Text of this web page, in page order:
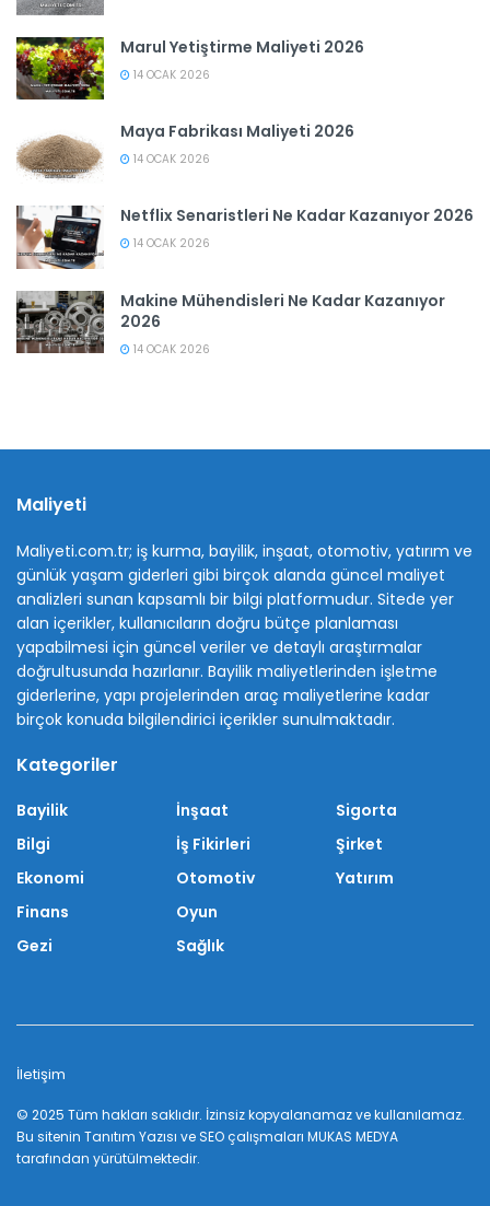
Marul Yetiştirme Maliyeti 2026
14 OCAK 2026
Maya Fabrikası Maliyeti 2026
14 OCAK 2026
Netflix Senaristleri Ne Kadar Kazanıyor 2026
14 OCAK 2026
Makine Mühendisleri Ne Kadar Kazanıyor
2026
14 OCAK 2026
Maliyeti
Maliyeti.com.tr; iş kurma, bayilik, inşaat, otomotiv, yatırım ve
günlük yaşam giderleri gibi birçok alanda güncel maliyet
analizleri sunan kapsamlı bir bilgi platformudur. Sitede yer
alan içerikler, kullanıcıların doğru bütçe planlaması
yapabilmesi için güncel veriler ve detaylı araştırmalar
doğrultusunda hazırlanır. Bayilik maliyetlerinden işletme
giderlerine, yapı projelerinden araç maliyetlerine kadar
birçok konuda bilgilendirici içerikler sunulmaktadır.
Kategoriler
Bayilik
Bilgi
Ekonomi
Finans
Gezi
İnşaat
İş Fikirleri
Otomotiv
Oyun
Sağlık
Sigorta
Şirket
Yatırım
İletişim
© 2025 Tüm hakları saklıdır. İzinsiz kopyalanamaz ve kullanılamaz.
Bu sitenin Tanıtım Yazısı ve SEO çalışmaları MUKAS MEDYA
tarafından yürütülmektedir.